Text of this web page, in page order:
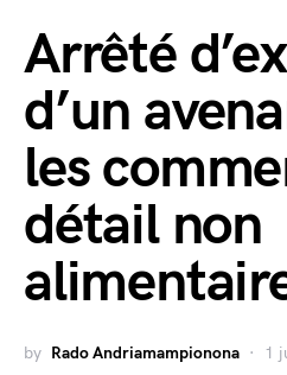
Arrêté
d’un
les
détail non
by Rado Andriamampionona 1